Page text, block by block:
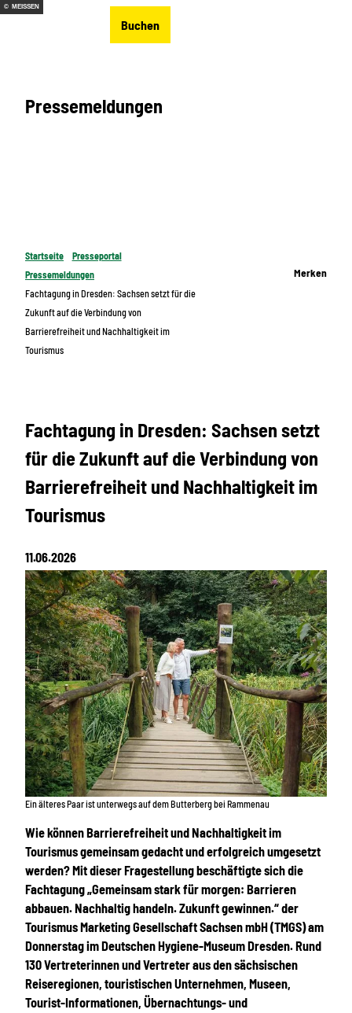
Z
Buchen
© MEISSEN
Pressemeldungen
Startseite
Presseportal
Pressemeldungen
Fachtagung in Dresden: Sachsen setzt für die
Zukunft auf die Verbindung von
Barrierefreiheit und Nachhaltigkeit im
Tourismus
Merken
Fachtagung in Dresden: Sachsen setzt
für die Zukunft auf die Verbindung von
Barrierefreiheit und Nachhaltigkeit im
Tourismus
11.06.2026
Ein älteres Paar ist unterwegs auf dem Butterberg bei Rammenau
Wie können Barrierefreiheit und Nachhaltigkeit im
Tourismus gemeinsam gedacht und erfolgreich umgesetzt
werden? Mit dieser Fragestellung beschäftigte sich die
Fachtagung „Gemeinsam stark für morgen: Barrieren
abbauen. Nachhaltig handeln. Zukunft gewinnen.“ der
Tourismus Marketing Gesellschaft Sachsen mbH (TMGS) am
Donnerstag im Deutschen Hygiene-Museum Dresden. Rund
130 Vertreterinnen und Vertreter aus den sächsischen
Reiseregionen, touristischen Unternehmen, Museen,
Tourist-Informationen, Übernachtungs- und